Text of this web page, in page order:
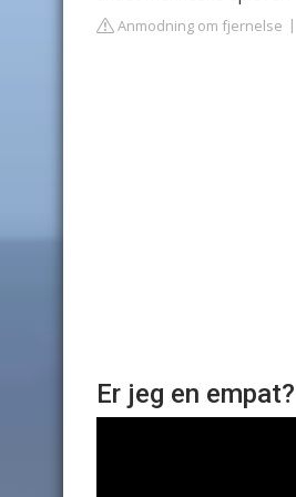
Anmodning om fjernelse
Er jeg en empat?